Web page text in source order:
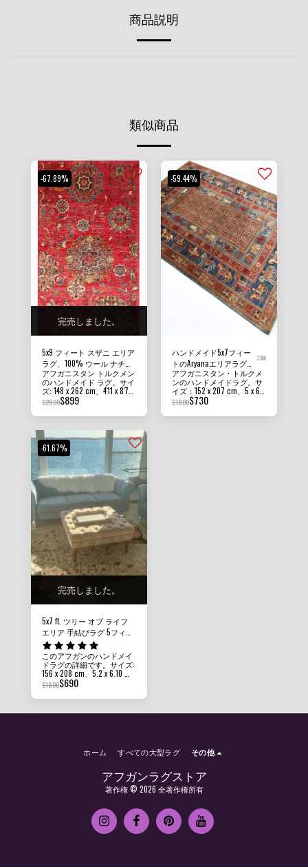
商品説明
類似商品
完売しました。
-67.89%
5x9 フィート スザニ エリア
ラグ、100% ウール ナチュ
ラルカラー、アフガニスタ
ン ハンドノット ラグ、リ
ビングルーム用ラグ、寝室
用ラグ、ダイニングテーブ
ル用ラグ 4'11x8'7
アフガニスタン トルクメン
のハンドメイド ラグ。サイ
ズ: 148 x 262 cm、4'11 x 8'7
フィート パイルの高さ: 8
MM - 10 MM 状態: 新品 素材:
アフガニスタン ガズニ ウ
ットン 原産国: アフガニス
タン 当社のラグ、カーペッ
ト、キリム ラグはすべて
100% ハンドメイドで、手
結び、手織りのラグです。
掲載されている写真は、ラ
グの美しさと鮮やかさを示
すために、また、ラグが部
屋やオフィスでどのように
見えるかについてより良い
アイデアを提供するため
に、編集せずに室内の照明
で撮影されています。ラグ
の色は、見る角度によって
異なって認識されます。
$2800$899
-59.44%
ハンドメイド5x7フィー
トのAryanaエリアラグ、
アフガニスタンの手織り
ウール染めラグ、寝室用
ラグ、リビングルーム用
ラグ、オフィス用ラグ、
3366
アフガニスタン・トルクメ
ンのハンドメイドラグ。サ
イズ：152 x 207 cm、5 x 6
フィート10インチ。状態：
新品。パイルの高さ：8mm
～10mm。素材：アフガニ
$1800$730
完売しました。
-61.67%
5x7 ft. ツリー オブ ライフ
エリア 手結びラグ 5フィー
ト2x6フィート10 鳥のラグ
リビングルーム用ラグ オリ
エンタルラグ オフィスラグ
ホームデコレーション アフ
ガンラグ
このアフガンのハンドメイ
ドラグの詳細です。サイズ:
156 x 208 cm、5.2 x 6.10 フ
ィート パイルの高さ: 8 MM
- 10 MM 状態: 新品 素材: ア
フガン ガズニ ウールとフ
手織りのラグ。提示されて
と鮮やかさを示すために編
集せずに屋内の部屋の照明
をキャプチャしたものであ
でどのように見えるかをよ
りよく理解するために、ラ
グの色は場所によって異な
るように認識されます。あ
$1800$690
アフガンラグストア
著作権 © 2026 全著作権所有
ホーム すべての大型ラグ その他